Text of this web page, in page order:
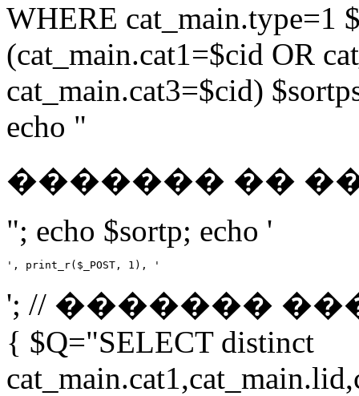
WHERE cat_main.type=1
(cat_main.cat1=$cid OR
cat_main.cat3=$cid)
echo "
������� ��
"; echo $sortp; echo '
', print_r($_POST, 1), '
'; // �������
{ $Q="SELECT distinct